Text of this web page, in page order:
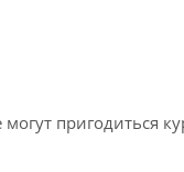
пригодиться